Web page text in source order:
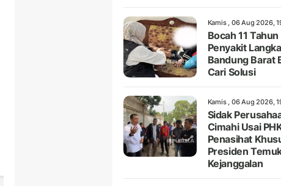
Kamis , 06 Aug 2026,
Bocah 11
Penyakit
Bandung Barat
Cari Solusi
Kamis , 06 Aug 2026,
Sidak
Cimahi Usai
Penasihat
Presiden
Kejanggalan